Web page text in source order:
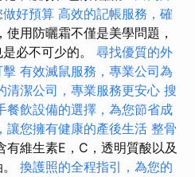
好預算 高效的記帳服務，確
使用防曬霜不僅是美學問題，
必不可少的。 尋找優質的外
擊 有效滅鼠服務，專業公司為
清潔公司，專業服務更安心 搜
餐飲設備的選擇，為您節省成
讓您擁有健康的產後生活 整骨
有維生素E，C，透明質酸以及
換護照的全程指引，為您的